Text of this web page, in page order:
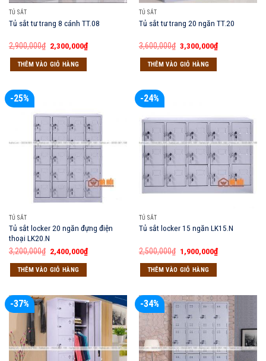
TỦ SẮT
Tủ sắt tư trang 8 cánh TT.08
2,900,000₫ Giá
gốc
là:
2,900,000₫.
2,300,000₫Giá
hiện
THÊM VÀO GIỎ HÀNG
TỦ SẮT
Tủ sắt tư trang 20 ngăn TT.20
3,600,000₫ Giá
gốc
là:
3,600,000₫.
3,300,000₫Giá
hiện
THÊM VÀO GIỎ HÀNG
-25%
TỦ SẮT
Tủ sắt locker 20 ngăn đựng điện
thoại LK20.N
3,200,000₫ Giá
gốc
là:
3,200,000₫.
2,400,000₫Giá
hiện
THÊM VÀO GIỎ HÀNG
-24%
TỦ SẮT
Tủ sắt locker 15 ngăn LK15.N
2,500,000₫ Giá
gốc
là:
2,500,000₫.
1,900,000₫Giá
hiện
THÊM VÀO GIỎ HÀNG
-37% -34%